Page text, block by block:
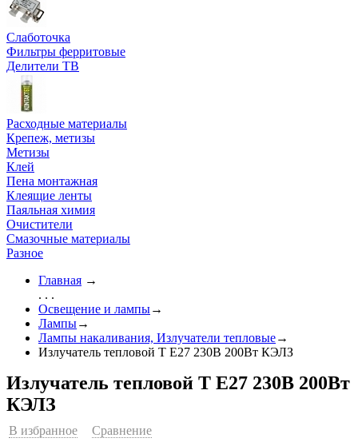
Слаботочка
Фильтры ферритовые
Делители ТВ
Расходные материалы
Крепеж, метизы
Метизы
Клей
Пена монтажная
Клеящие ленты
Паяльная химия
Очистители
Смазочные материалы
Разное
Главная →
. . .
Освещение и лампы→
Лампы→
Лампы накаливания, Излучатели тепловые→
Излучатель тепловой Т E27 230В 200Вт КЭЛЗ
Излучатель тепловой Т E27 230В 200Вт
КЭЛЗ
В избранное Сравнение